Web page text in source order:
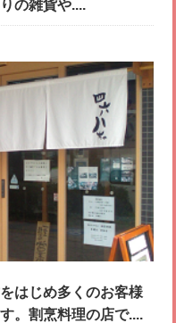
の雑貨や....
はじめ多くのお客様
。割烹料理の店で....